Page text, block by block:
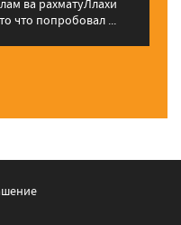
что попробовал ...